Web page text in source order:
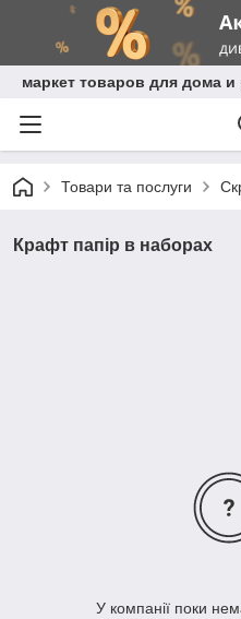
маркет товаров для дома и
Товари та послуги
Крафт папір в наборах
У компанії поки